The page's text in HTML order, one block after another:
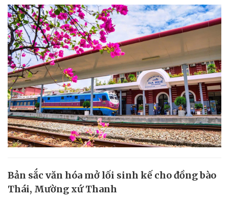
Bản sắc văn hóa mở lối sinh kế cho đồng bào
Thái, Mường xứ Thanh